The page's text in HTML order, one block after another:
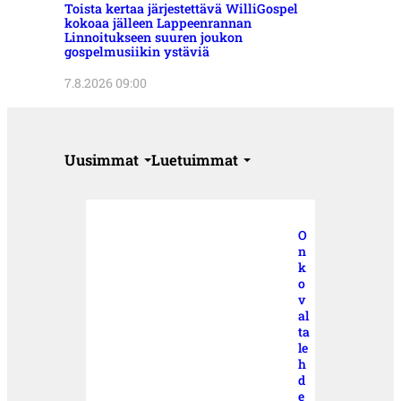
Toista kertaa järjestettävä WilliGospel
kokoaa jälleen Lappeenrannan
Linnoitukseen suuren joukon
gospelmusiikin ystäviä
7.8.2026 09:00
Uusimmat Luetuimmat
O
n
k
o
v
al
ta
le
h
d
e